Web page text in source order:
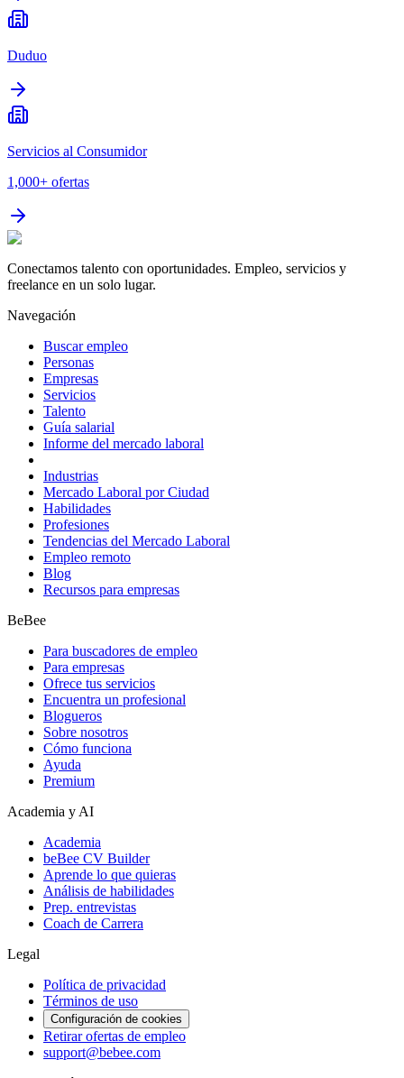
Duduo
Servicios al Consumidor
1,000+ ofertas
Conectamos talento con oportunidades. Empleo, servicios y
freelance en un solo lugar.
Navegación
Buscar empleo
Personas
Empresas
Servicios
Talento
Guía salarial
Informe del mercado laboral
Industrias
Mercado Laboral por Ciudad
Habilidades
Profesiones
Tendencias del Mercado Laboral
Empleo remoto
Blog
Recursos para empresas
BeBee
Para buscadores de empleo
Para empresas
Ofrece tus servicios
Encuentra un profesional
Blogueros
Sobre nosotros
Cómo funciona
Ayuda
Premium
Academia y AI
Academia
beBee CV Builder
Aprende lo que quieras
Análisis de habilidades
Prep. entrevistas
Coach de Carrera
Legal
Política de privacidad
Términos de uso
Configuración de cookies
Retirar ofertas de empleo
support@bebee.com